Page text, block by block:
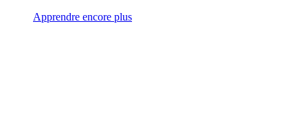
Apprendre encore plus